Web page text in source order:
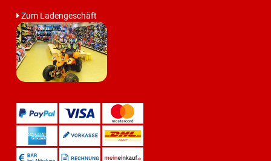
Zum Ladengeschäft